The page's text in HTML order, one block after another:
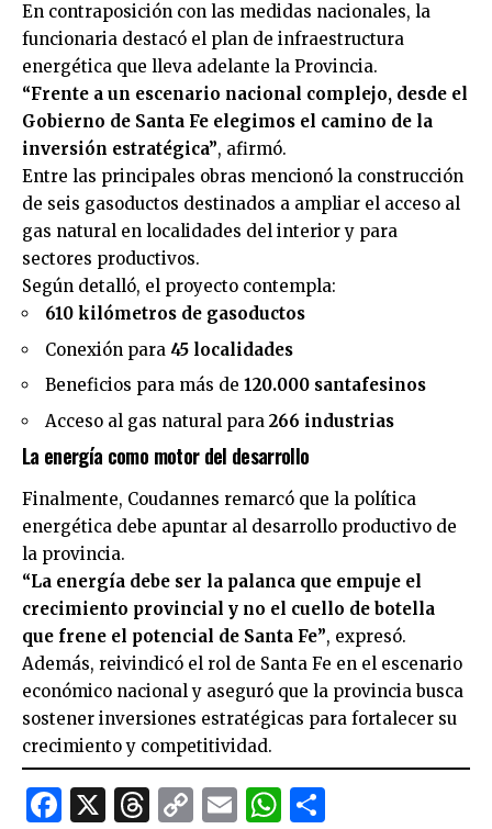
En contraposición con las medidas nacionales, la
funcionaria destacó el plan de infraestructura
energética que lleva adelante la Provincia.
“Frente a un escenario nacional complejo, desde el
Gobierno de Santa Fe elegimos el camino de la
inversión estratégica”, afirmó.
Entre las principales obras mencionó la construcción
de seis gasoductos destinados a ampliar el acceso al
gas natural en localidades del interior y para
sectores productivos.
Según detalló, el proyecto contempla:
610 kilómetros de gasoductos
Conexión para 45 localidades
Beneficios para más de 120.000 santafesinos
Acceso al gas natural para 266 industrias
La energía como motor del desarrollo
Finalmente, Coudannes remarcó que la política
energética debe apuntar al desarrollo productivo de
la provincia.
“La energía debe ser la palanca que empuje el
crecimiento provincial y no el cuello de botella
que frene el potencial de Santa Fe”, expresó.
Además, reivindicó el rol de Santa Fe en el escenario
económico nacional y aseguró que la provincia busca
sostener inversiones estratégicas para fortalecer su
crecimiento y competitividad.
Facebook
X Threads
CopyEmailWhatsApp